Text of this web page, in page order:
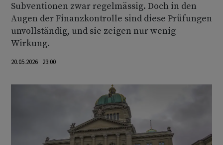
Subventionen zwar regelmässig. Doch in den
Augen der Finanzkontrolle sind diese Prüfungen
unvollständig, und sie zeigen nur wenig
Wirkung.
20.05.2026 23:00